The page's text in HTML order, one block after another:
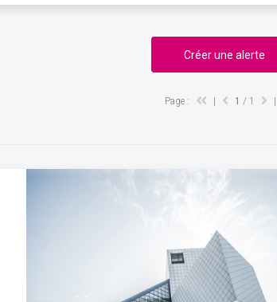
Créer une alerte
Page : 1 / 1